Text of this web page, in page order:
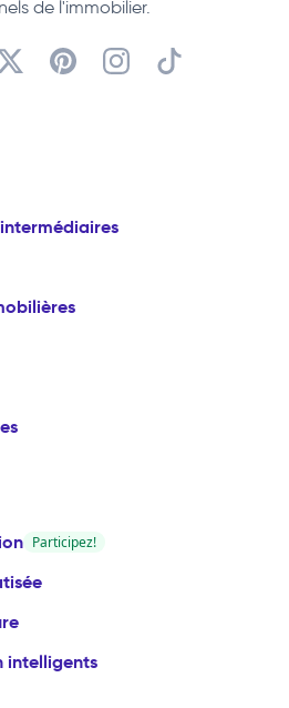
de l'immobilier.
Participez!
intelligents